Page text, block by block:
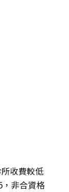
收費較低
，非合資格